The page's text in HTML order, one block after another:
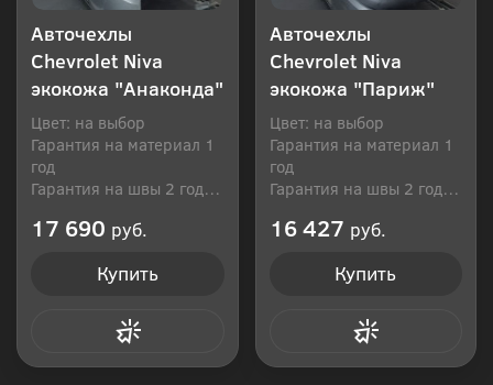
Авточехлы
Chevrolet Niva
экокожа "Анаконда"
Цвет: на выбор
Гарантия на материал 1
год
Гарантия на швы 2 года
17 690 руб.
Купить
Авточехлы
Chevrolet Niva
экокожа "Париж"
Цвет: на выбор
Гарантия на материал 1
год
Гарантия на швы 2 года
16 427 руб.
Купить